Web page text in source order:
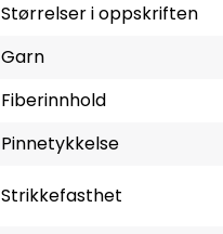
Størrelser i oppskriften
Garn
Fiberinnhold
Pinnetykkelse
Strikkefasthet